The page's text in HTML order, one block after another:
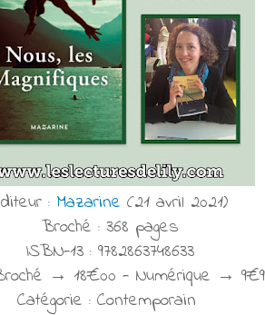
: Mazarine (21 avril 2021)
Broché : 368 pages
ISBN-13 : 9782863748633
→ 18€00 - Numérique →
Catégorie : Contemporain